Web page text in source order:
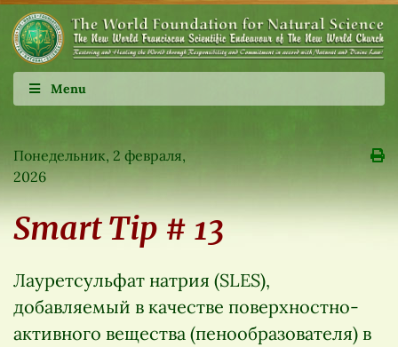
Menu
Понедельник, 2 февраля,
2026
Smart Tip # 13
Лауретсульфат натрия (SLES),
добавляемый в качестве поверхностно-
активного вещества (пенообразователя) в